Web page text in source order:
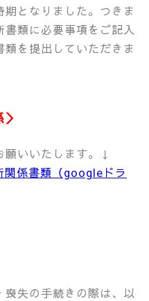
となりました。つきま
書類に必要事項をご記入
を提出していただきま
＞
願いいたします。↓
関係書類（googleドラ
失の手続きの際は、以